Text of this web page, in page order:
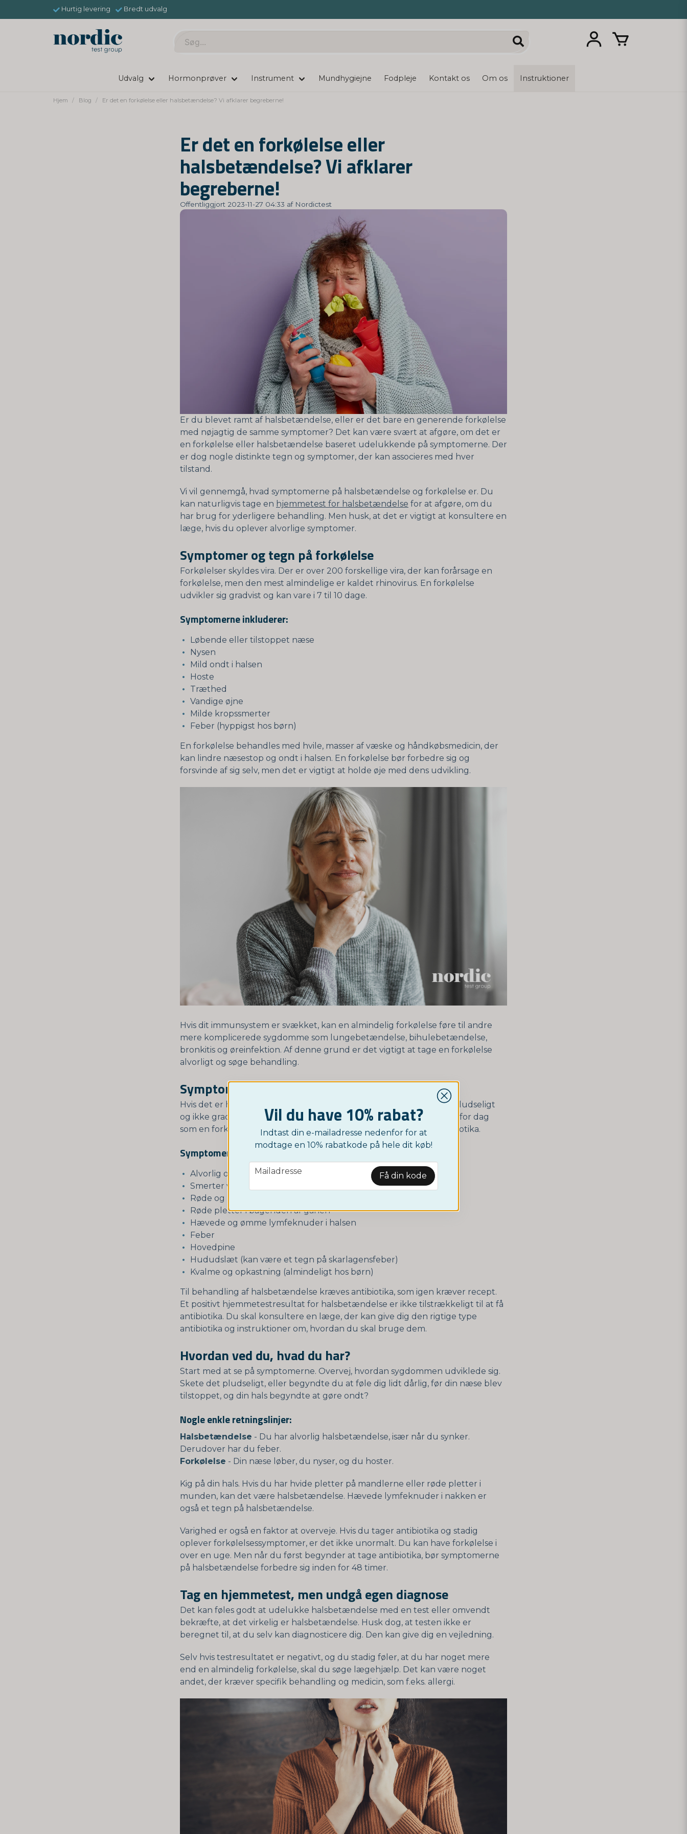
Hurtig levering Bredt udvalg
Udvalg Hormonprøver Instrument Mundhygiejne Fodpleje Kontakt os Om os Instruktioner
Hjem Blog Er det en forkølelse eller halsbetændelse? Vi afklarer begreberne!
Er det en forkølelse eller
halsbetændelse? Vi afklarer
begreberne!
Offentliggjort 2023-11-27 04:33 af Nordictest
Er du blevet ramt af halsbetændelse, eller er det bare en generende forkølelse
med nøjagtig de samme symptomer? Det kan være svært at afgøre, om det er
en forkølelse eller halsbetændelse baseret udelukkende på symptomerne. Der
er dog nogle distinkte tegn og symptomer, der kan associeres med hver
tilstand.
Vi vil gennemgå, hvad symptomerne på halsbetændelse og forkølelse er. Du
kan naturligvis tage en hjemmetest for halsbetændelse for at afgøre, om du
har brug for yderligere behandling. Men husk, at det er vigtigt at konsultere en
læge, hvis du oplever alvorlige symptomer.
Symptomer og tegn på forkølelse
Forkølelser skyldes vira. Der er over 200 forskellige vira, der kan forårsage en
forkølelse, men den mest almindelige er kaldet rhinovirus. En forkølelse
udvikler sig gradvist og kan vare i 7 til 10 dage.
Symptomerne inkluderer:
Løbende eller tilstoppet næse
Nysen
Mild ondt i halsen
Hoste
Træthed
Vandige øjne
Milde kropssmerter
Feber (hyppigst hos børn)
En forkølelse behandles med hvile, masser af væske og håndkøbsmedicin, der
kan lindre næsestop og ondt i halsen. En forkølelse bør forbedre sig og
forsvinde af sig selv, men det er vigtigt at holde øje med dens udvikling.
Hvis dit immunsystem er svækket, kan en almindelig forkølelse føre til andre
mere komplicerede sygdomme som lungebetændelse, bihulebetændelse,
bronkitis og øreinfektion. Af denne grund er det vigtigt at tage en forkølelse
alvorligt og søge behandling.
Symptomer og tegn på halsbetændelse
Hvis det er halsbetændelse, vil sygdommen føles som om den sker pludseligt
og ikke gradvist som en forkølelse. Desuden forbedres den ikke dag for dag
som en forkølelse gør. Du skal behandle halsbetændelse med antibiotika.
Symptomerne inkluderer:
Alvorlig ondt i halsen
Smerter ved synkning
Røde og hævede mandler med hvide pletter eller striber
Røde pletter i bagenden af ganen
Hævede og ømme lymfeknuder i halsen
Feber
Hovedpine
Hududslæt (kan være et tegn på skarlagensfeber)
Kvalme og opkastning (almindeligt hos børn)
Til behandling af halsbetændelse kræves antibiotika, som igen kræver recept.
Et positivt hjemmetestresultat for halsbetændelse er ikke tilstrækkeligt til at få
antibiotika. Du skal konsultere en læge, der kan give dig den rigtige type
antibiotika og instruktioner om, hvordan du skal bruge dem.
Hvordan ved du, hvad du har?
Start med at se på symptomerne. Overvej, hvordan sygdommen udviklede sig.
Skete det pludseligt, eller begyndte du at føle dig lidt dårlig, før din næse blev
tilstoppet, og din hals begyndte at gøre ondt?
Nogle enkle retningslinjer:
Halsbetændelse - Du har alvorlig halsbetændelse, især når du synker.
Derudover har du feber.
Forkølelse - Din næse løber, du nyser, og du hoster.
Kig på din hals. Hvis du har hvide pletter på mandlerne eller røde pletter i
munden, kan det være halsbetændelse. Hævede lymfeknuder i nakken er
også et tegn på halsbetændelse.
Varighed er også en faktor at overveje. Hvis du tager antibiotika og stadig
oplever forkølelsessymptomer, er det ikke unormalt. Du kan have forkølelse i
over en uge. Men når du først begynder at tage antibiotika, bør symptomerne
på halsbetændelse forbedre sig inden for 48 timer.
Tag en hjemmetest, men undgå egen diagnose
Det kan føles godt at udelukke halsbetændelse med en test eller omvendt
bekræfte, at det virkelig er halsbetændelse. Husk dog, at testen ikke er
beregnet til, at du selv kan diagnosticere dig. Den kan give dig en vejledning.
Selv hvis testresultatet er negativt, og du stadig føler, at du har noget mere
end en almindelig forkølelse, skal du søge lægehjælp. Det kan være noget
andet, der kræver specifik behandling og medicin, som f.eks. allergi.
Vil du have 10% rabat?
Indtast din e-mailadresse nedenfor for at
modtage en 10% rabatkode på hele dit køb!
email
Mailadresse Få din kode